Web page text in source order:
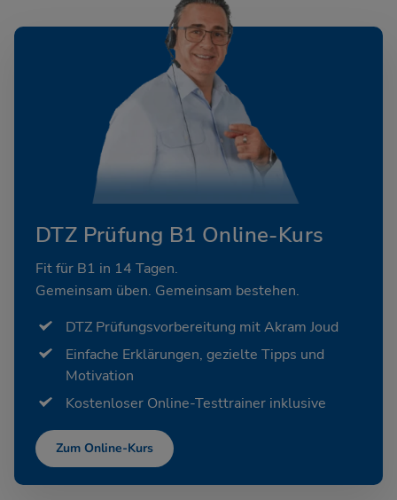
DTZ Prüfung B1 Online-Kurs
Fit für B1 in 14 Tagen.
Gemeinsam üben. Gemeinsam bestehen.
DTZ Prüfungsvorbereitung mit Akram Joud
Einfache Erklärungen, gezielte Tipps und
Motivation
Kostenloser Online-Testtrainer inklusive
Zum Online-Kurs